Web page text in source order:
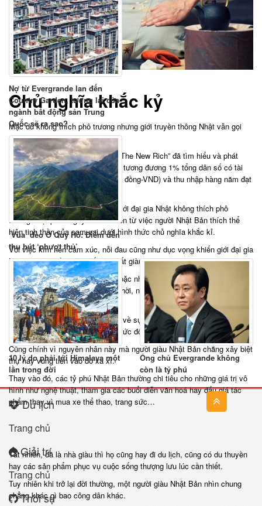
Chủ nghĩa khắc kỷ
Mặc dù không thích phô trương nhưng giới truyền thông Nhật vẫn gọi
giới siêu giàu là “Cho Fuyuso”.
Tác giả Atsushi Miura của cuốn “The New Rich” đã tìm hiểu và phát
hiện khoảng 1,3 triệu người Nhật, tương đương 1% tổng dân số có tài
sản từ 100 triệu Yên trở lên (20 tỷ đồng-VND) và thu nhập hàng năm đạt
tối thiểu 30 triệu Yên (6 tỷ VND).
Nghiên cứu của Miura cho thấy giới đại gia Nhật không thích phô
trương. Một phần nguyên nhân đến từ việc người Nhật Bản thích thể
hiện tinh thần của samurai dưới hình thức chủ nghĩa khắc kỉ.
Với việc kìm nén cảm xúc, nỗi đau cũng như dục vọng khiến giới đại gia
Nhật thường thầm lặng sống dù rất giàu có.
Ở Nhật, nếu nói về sự đau khổ hoặc nhu cầu của riêng mình, bạn sẽ bị
coi là một người yếu đuối. Đồng thời, nếu phô trương hạnh phúc của
chính mình thì lại bị coi thường.
Đó là lý do mà phần lớn khảo sát về sự hài lòng của người dân Nhật
Bản sẽ nhận rất nhiều phản hồi mức độ 3 theo thang điểm từ 1 đến 5.
Cũng chính vì nguyên nhân này mà người giàu Nhật Bản chẳng xây biệt
thự hay vung tiền vào đồ xa xỉ.
Thay vào đó, các tỷ phú Nhật Bản thường chi tiêu cho những giá trị vô
hình như nghệ thuật, tham gia các buổi diễn văn hoá hay đấu giá tác
phẩm thay vì mua xe thể thao, trang sức…
Tất nhiên, đã là nhà giàu thì họ cũng hay đi du lịch, cũng có du thuyền
hay các sản phẩm phục vụ cuộc sống thượng lưu lúc cần thiết.
Tuy nhiên khi trở lại đời thường, một người giàu Nhật Bản nhìn chung
chẳng khác gì bao công dân khác.
Nợ từ Evergrande lan đến
Country Garden, tương lai của
ngành bất động sản Trung
Quốc sẽ ra sao?
‘Vua’ đèo Ô Quy Hồ: Điểm đến
thu hút ‘phượt thủ’
10 lý do phải tới Himalaya một
lần trong đời
Ông chủ Evergrande không
còn là tỷ phú
Du lịch
Trang chủ
Giải trí
Trang chủ
Thời sự